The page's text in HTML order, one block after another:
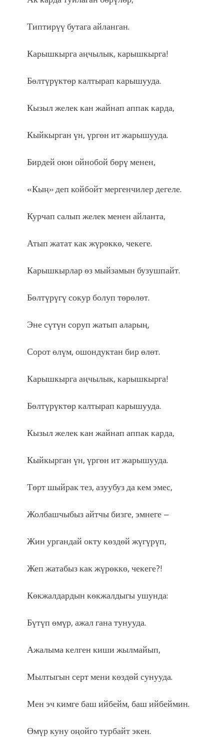
Типтирүү бутага айланган.
Карышкырга аңчылык, карышкырга!
Бөлтүрүктөр калтырап карышууда.
Кызыл желек кан жайнап аппак карда,
Кыйкырган үн, үргөн ит жарышууда.
Бирдей оюн ойнобой бөрү менен,
«Кың» деп койбойт мергенчилер дегеле.
Курчап салып желек менен айланта,
Атып жатат как жүрөккө, чекеге.
Карышкырлар өз мыйзамын бузушпайт.
Бөлтүрүгү сокур болуп төрөлөт.
Эне сүтүн соруп жатып аларың,
Сорот өлүм, ошондуктан бир өлөт.
Карышкырга аңчылык, карышкырга!
Бөлтүрүктөр калтырап карышууда.
Кызыл желек кан жайнап аппак карда,
Кыйкырган үн, үргөн ит жарышууда.
Төрт шыйрак тез, азуубуз да кем эмес,
Жолбашчыбыз айтчы бизге, эмнеге –
Жин ургандай окту көздөй жүгүрүп,
Жеп жатабыз как жүрөккө, чекеге?!
Көкжалдардын көкжалдыгы ушунда:
Бүтүп өмүр, ажал гана тунууда.
Ажалыма келген киши жылмайып,
Мылтыгын серт мени көздөй сунууда.
Мен эч кимге баш ийбейм, баш ийбеймин.
Өмүр куну оңойго турбайт экен.